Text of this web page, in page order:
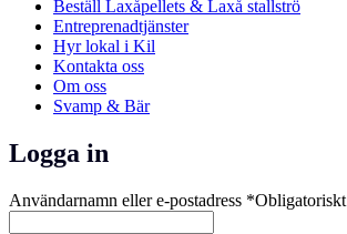
Beställ Laxåpellets & Laxå stallströ
Entreprenadtjänster
Hyr lokal i Kil
Kontakta oss
Om oss
Svamp & Bär
Logga in
Användarnamn eller e-postadress *Obligatoriskt